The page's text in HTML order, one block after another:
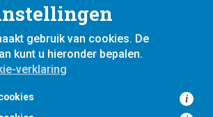
metgemeenten
gebruik van cookies. De
kunt u hieronder bepalen.
verklaring
i